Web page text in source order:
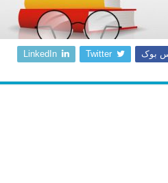
بوک Twitter
LinkedIn